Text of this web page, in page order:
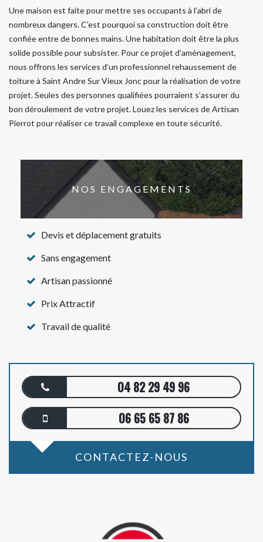
Une maison est faite pour mettre ses occupants à l’abri de
nombreux dangers. C’est pourquoi sa construction doit être
confiée entre de bonnes mains. Une habitation doit être la plus
solide possible pour subsister. Pour ce projet d’aménagement,
nous offrons les services d’un professionnel rehaussement de
toiture à Saint Andre Sur Vieux Jonc pour la réalisation de votre
projet. Seules des personnes qualifiées pourraient s’assurer du
bon déroulement de votre projet. Louez les services de Artisan
Pierrot pour réaliser ce travail complexe en toute sécurité.
NOS ENGAGEMENTS
Devis et déplacement gratuits
Sans engagement
Artisan passionné
Prix Attractif
Travail de qualité
04 82 29 49 96
06 65 65 87 86
CONTACTEZ-NOUS